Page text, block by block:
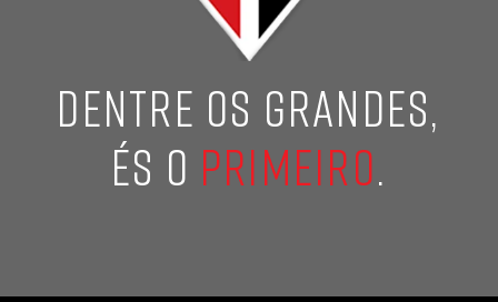
DENTRE OS GRANDES,
ÉS O PRIMEIRO.